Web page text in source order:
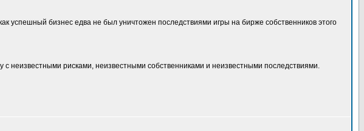
успешный бизнес едва не был уничтожен последствиями игры на бирже собственников этого
неизвестными рисками, неизвестными собственниками и неизвестными последствиями.